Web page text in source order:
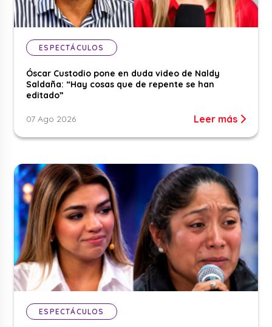
ESPECTÁCULOS
Óscar Custodio pone en duda video de Naldy
Saldaña: “Hay cosas que de repente se han
editado”
07 Ago 2026 Leer más
ESPECTÁCULOS